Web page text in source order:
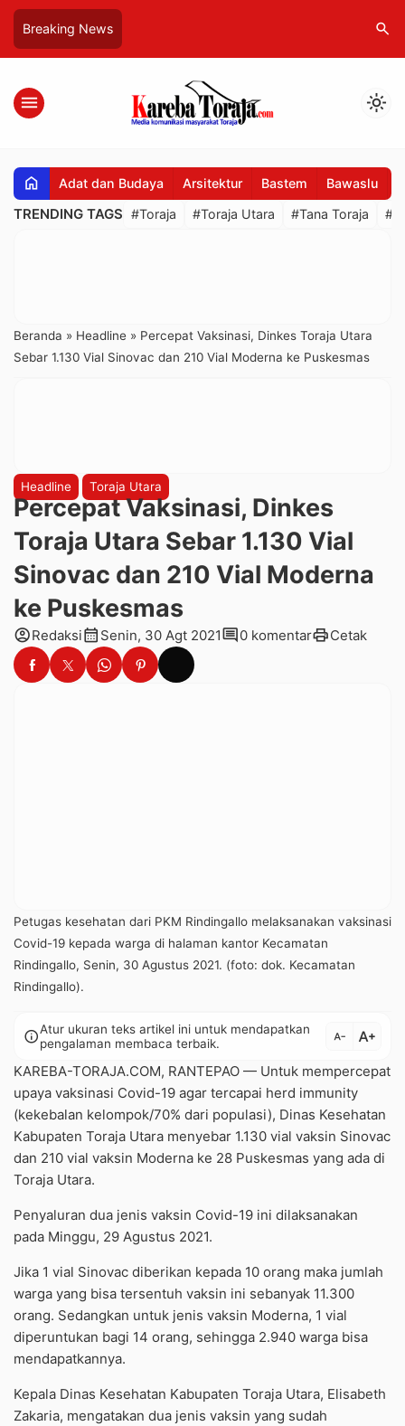
Breaking News search
menu light_mode
home Adat dan Budaya Arsitektur Bastem Bawaslu
TRENDING TAGS #Toraja #Toraja Utara #Tana Toraja
Beranda » Headline » Percepat Vaksinasi, Dinkes Toraja Utara
Sebar 1.130 Vial Sinovac dan 210 Vial Moderna ke Puskesmas
Headline Toraja Utara
Percepat Vaksinasi, Dinkes
Toraja Utara Sebar 1.130 Vial
Sinovac dan 210 Vial Moderna
ke Puskesmas
account_circleRedaksicalendar_month Senin, 30 Agt 2021comment0 komentarprintCetak
Petugas kesehatan dari PKM Rindingallo melaksanakan vaksinasi
Covid-19 kepada warga di halaman kantor Kecamatan
Rindingallo, Senin, 30 Agustus 2021. (foto: dok. Kecamatan
Rindingallo).
infoAtur ukuran teks artikel ini untuk mendapatkan
pengalaman membaca terbaik.
text_decrease text_increase
KAREBA-TORAJA.COM, RANTEPAO — Untuk mempercepat
upaya vaksinasi Covid-19 agar tercapai herd immunity
(kekebalan kelompok/70% dari populasi), Dinas Kesehatan
Kabupaten Toraja Utara menyebar 1.130 vial vaksin Sinovac
dan 210 vial vaksin Moderna ke 28 Puskesmas yang ada di
Toraja Utara.
Penyaluran dua jenis vaksin Covid-19 ini dilaksanakan
pada Minggu, 29 Agustus 2021.
Jika 1 vial Sinovac diberikan kepada 10 orang maka jumlah
warga yang bisa tersentuh vaksin ini sebanyak 11.300
orang. Sedangkan untuk jenis vaksin Moderna, 1 vial
diperuntukan bagi 14 orang, sehingga 2.940 warga bisa
mendapatkannya.
Kepala Dinas Kesehatan Kabupaten Toraja Utara, Elisabeth
Zakaria, mengatakan dua jenis vaksin yang sudah